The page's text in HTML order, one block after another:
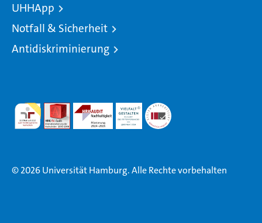
UHHApp
Notfall & Sicherheit
Antidiskriminierung
© 2026 Universität Hamburg. Alle Rechte vorbehalten